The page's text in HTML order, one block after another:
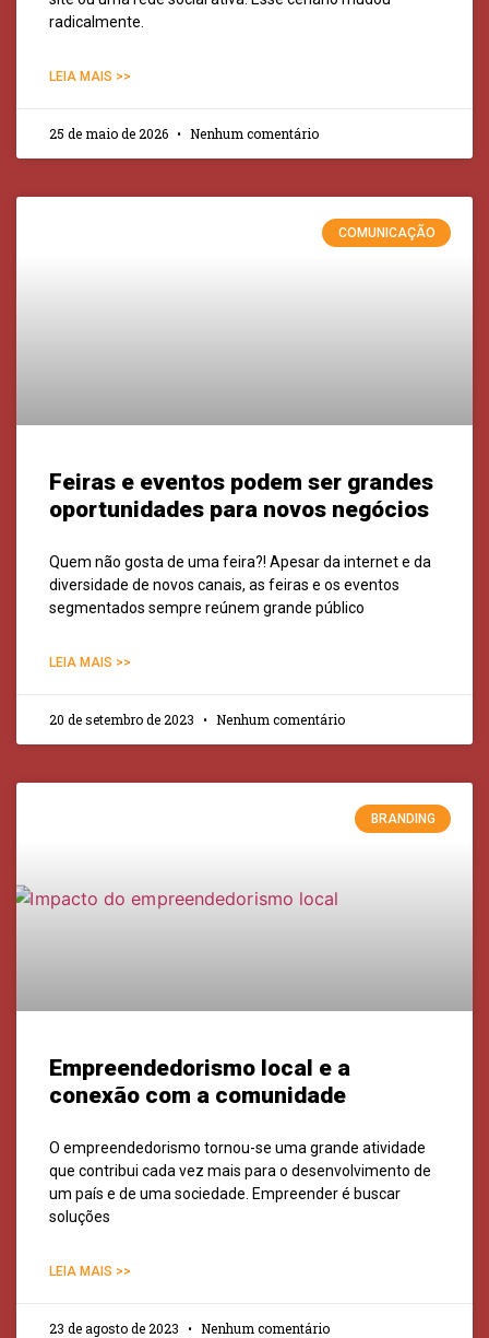
radicalmente.
LEIA MAIS >>
25 de maio de 2026 Nenhum comentário
COMUNICAÇÃO
Feiras e eventos podem ser grandes
oportunidades para novos negócios
Quem não gosta de uma feira?! Apesar da internet e da
diversidade de novos canais, as feiras e os eventos
segmentados sempre reúnem grande público
LEIA MAIS >>
20 de setembro de 2023 Nenhum comentário
BRANDING
Empreendedorismo local e a
conexão com a comunidade
O empreendedorismo tornou-se uma grande atividade
que contribui cada vez mais para o desenvolvimento de
um país e de uma sociedade. Empreender é buscar
soluções
LEIA MAIS >>
23 de agosto de 2023 Nenhum comentário